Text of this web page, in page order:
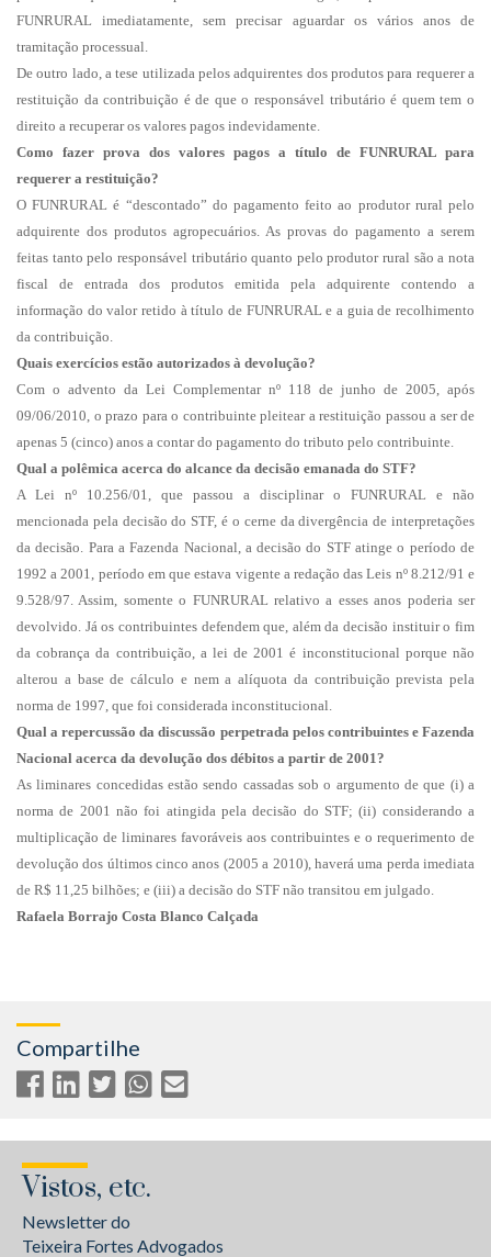
FUNRURAL imediatamente, sem precisar aguardar os vários anos de
tramitação processual.
De outro lado, a tese utilizada pelos adquirentes dos produtos para requerer a
restituição da contribuição é de que o responsável tributário é quem tem o
direito a recuperar os valores pagos indevidamente.
Como fazer prova dos valores pagos a título de FUNRURAL para
requerer a restituição?
O FUNRURAL é “descontado” do pagamento feito ao produtor rural pelo
adquirente dos produtos agropecuários. As provas do pagamento a serem
feitas tanto pelo responsável tributário quanto pelo produtor rural são a nota
fiscal de entrada dos produtos emitida pela adquirente contendo a
informação do valor retido à título de FUNRURAL e a guia de recolhimento
da contribuição.
Quais exercícios estão autorizados à devolução?
Com o advento da Lei Complementar nº 118 de junho de 2005, após
09/06/2010, o prazo para o contribuinte pleitear a restituição passou a ser de
apenas 5 (cinco) anos a contar do pagamento do tributo pelo contribuinte.
Qual a polêmica acerca do alcance da decisão emanada do STF?
A Lei nº 10.256/01, que passou a disciplinar o FUNRURAL e não
mencionada pela decisão do STF, é o cerne da divergência de interpretações
da decisão. Para a Fazenda Nacional, a decisão do STF atinge o período de
1992 a 2001, período em que estava vigente a redação das Leis nº 8.212/91 e
9.528/97. Assim, somente o FUNRURAL relativo a esses anos poderia ser
devolvido. Já os contribuintes defendem que, além da decisão instituir o fim
da cobrança da contribuição, a lei de 2001 é inconstitucional porque não
alterou a base de cálculo e nem a alíquota da contribuição prevista pela
norma de 1997, que foi considerada inconstitucional.
Qual a repercussão da discussão perpetrada pelos contribuintes e Fazenda
Nacional acerca da devolução dos débitos a partir de 2001?
As liminares concedidas estão sendo cassadas sob o argumento de que (i) a
norma de 2001 não foi atingida pela decisão do STF; (ii) considerando a
multiplicação de liminares favoráveis aos contribuintes e o requerimento de
devolução dos últimos cinco anos (2005 a 2010), haverá uma perda imediata
de R$ 11,25 bilhões; e (iii) a decisão do STF não transitou em julgado.
Rafaela Borrajo Costa Blanco Calçada
Compartilhe
Vistos, etc.
Newsletter do
Teixeira Fortes Advogados